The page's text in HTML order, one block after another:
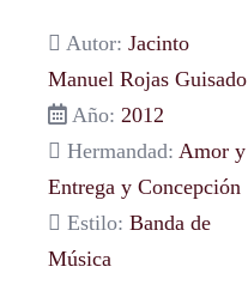
Autor: Jacinto
Manuel Rojas Guisado
Año: 2012
Hermandad: Amor y
Entrega y Concepción
Estilo: Banda de
Música